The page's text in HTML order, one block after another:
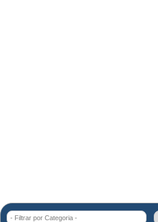
- Filtrar por Categoria -